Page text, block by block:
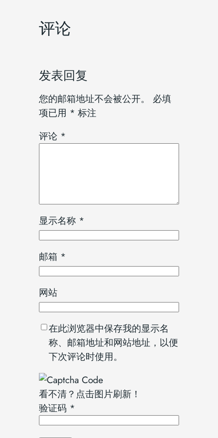
评论
发表回复
您的邮箱地址不会被公开。
必填
项已用 * 标注
评论 *
显示名称 *
邮箱 *
网站
在此浏览器中保存我的显示名
称、邮箱地址和网站地址，以便
下次评论时使用。
看不清？点击图片刷新！
验证码 *